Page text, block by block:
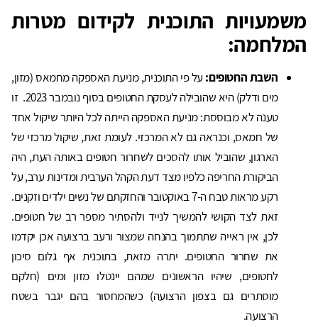
משמעויות התוכנית לקידום מטרות
המלחמה:
השבת החטופים:על פי התוכנית, מניעת האספקה מחמאס (מזון,
מים ודלק) היא שהובילה לעסקת החטופים בסוף נובמבר 2023. זו
טענה לא מבוססת: מניעת האספקה הייתה לכל היותר שיקול אחד
של חמאס, וכנראה גם לא המרכזי. לעומת זאת, שיקול מרכזי של
הארגון, שהוביל אותו להסכים לשחרור חטופים באותה העת, היה
הביקורת החריפה כלפיו מצד דעת הקהל הערבית ומדינות ערב, על
רקע מראות טבח ה-7 באוקטובר והחזקתם של נשים ילדים וזקנים.
זאת לצד הקושי להמשיך לנייד ולהסתיר מספר רב של חטופים.
לכן, אין ראייה שתתמוך בהנחה שמצור ורעב ברצועה אכן יקדמו
את שחרור החטופים. יתרה מזאת, בתוכנית אף גלום סיכון
לחטופים, שיהיו הראשונים שמהם יינטלו מזון ומים (חלקם
מוסתרים גם בצפון הרצועה) כשהמחסור בהם יגבר בשטח
הרצועה.